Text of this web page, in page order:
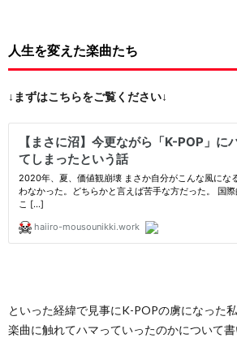
人生を変えた楽曲たち
↓まずはこちらをご覧ください↓
といった経緯で見事にK-POPの虜になった
楽曲に触れてハマっていったのかについて書